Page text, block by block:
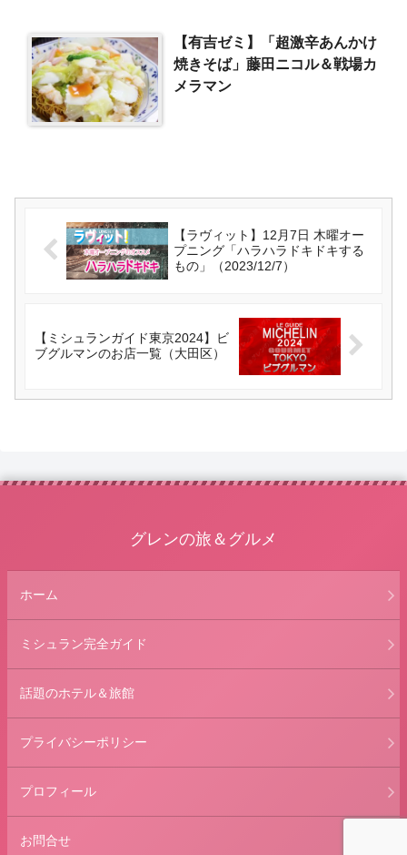
【有吉ゼミ】「超激辛あんかけ
焼きそば」藤田ニコル＆戦場カ
メラマン
【ラヴィット】12月7日 木曜オー
プニング「ハラハラドキドキする
もの」（2023/12/7）
【ミシュランガイド東京2024】ビ
ブグルマンのお店一覧（大田区）
グレンの旅＆グルメ
ホーム
ミシュラン完全ガイド
話題のホテル＆旅館
プライバシーポリシー
プロフィール
お問合せ